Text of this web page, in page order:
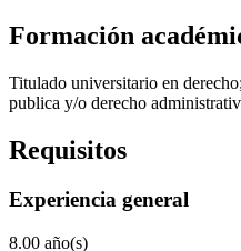
Formación
Titulado universitario en
publica y/o derecho
Requisitos
Experiencia general
8.00 año(s)